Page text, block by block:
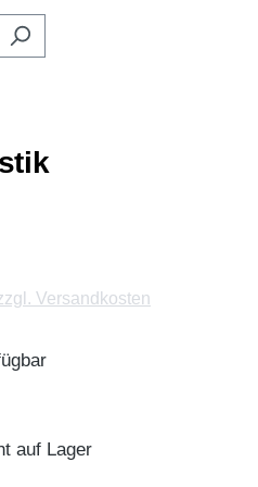
Versandkosten
auf Lager